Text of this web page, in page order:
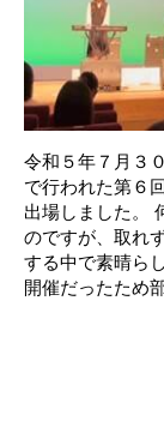
令和５年７月３
で行われた第６
出場しました。
のですが、取れ
する中で素晴ら
開催だったため